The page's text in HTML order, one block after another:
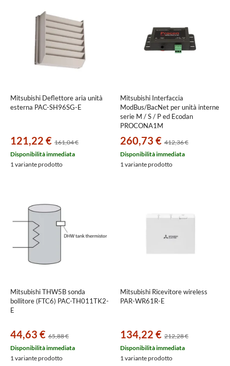
Mitsubishi Deflettore aria unità
esterna PAC-SH96SG-E
121,22 € 161,04 €
Disponibilità immediata
1 variante prodotto
Mitsubishi Interfaccia
ModBus/BacNet per unità interne
serie M / S / P ed Ecodan
PROCONA1M
260,73 € 412,36 €
Disponibilità immediata
1 variante prodotto
Mitsubishi THW5B sonda
bollitore (FTC6) PAC-TH011TK2-
E
44,63 € 65,88 €
Disponibilità immediata
1 variante prodotto
Mitsubishi Ricevitore wireless
PAR-WR61R-E
134,22 € 212,28 €
Disponibilità immediata
1 variante prodotto